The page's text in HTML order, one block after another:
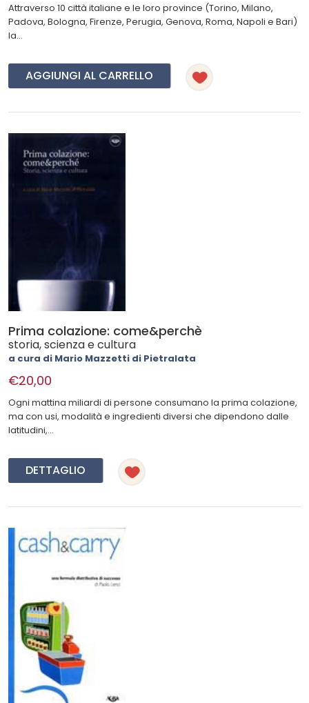
Attraverso 10 città italiane e le loro province (Torino, Milano,
Padova, Bologna, Firenze, Perugia, Genova, Roma, Napoli e Bari)
la...
AGGIUNGI AL CARRELLO
Prima colazione: come&perchè
storia, scienza e cultura
a cura di Mario Mazzetti di Pietralata
€20,00
Ogni mattina miliardi di persone consumano la prima colazione,
ma con usi, modalità e ingredienti diversi che dipendono dalle
latitudini,...
DETTAGLIO